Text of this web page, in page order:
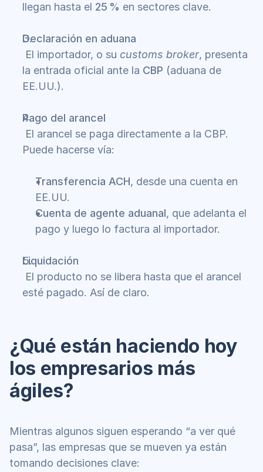
llegan hasta el 25 % en sectores clave.
Declaración en aduana
El importador, o su customs broker, presenta
la entrada oficial ante la CBP (aduana de
EE.UU.).
Pago del arancel
Puede hacerse vía:
Transferencia ACH, desde una cuenta en
EE.UU.
Cuenta de agente aduanal, que adelanta el
pago y luego lo factura al importador.
Liquidación
esté pagado. Así de claro.
¿Qué están haciendo hoy
los empresarios más
ágiles?
Mientras algunos siguen esperando “a ver qué
pasa”, las empresas que se mueven ya están
tomando decisiones clave: